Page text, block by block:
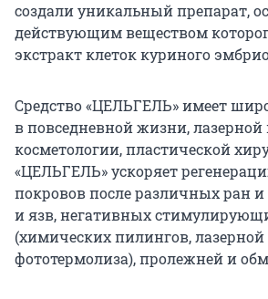
создали уникальный препарат,
действующим веществом
экстракт клеток куриного
Средство «ЦЕЛЬГЕЛЬ» имеет
в повседневной жизни,
косметологии, пластической
«ЦЕЛЬГЕЛЬ» ускоряет
покровов после различных ран и
и язв, негативных
(химических пилингов,
фототермолиза), пролежней и